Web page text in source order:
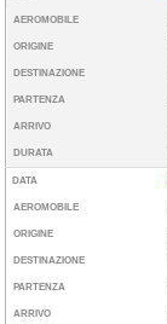
AEROMOBILE
ORIGINE
DESTINAZIONE
PARTENZA
ARRIVO
DURATA
DATA
AEROMOBILE
ORIGINE
DESTINAZIONE
PARTENZA
ARRIVO